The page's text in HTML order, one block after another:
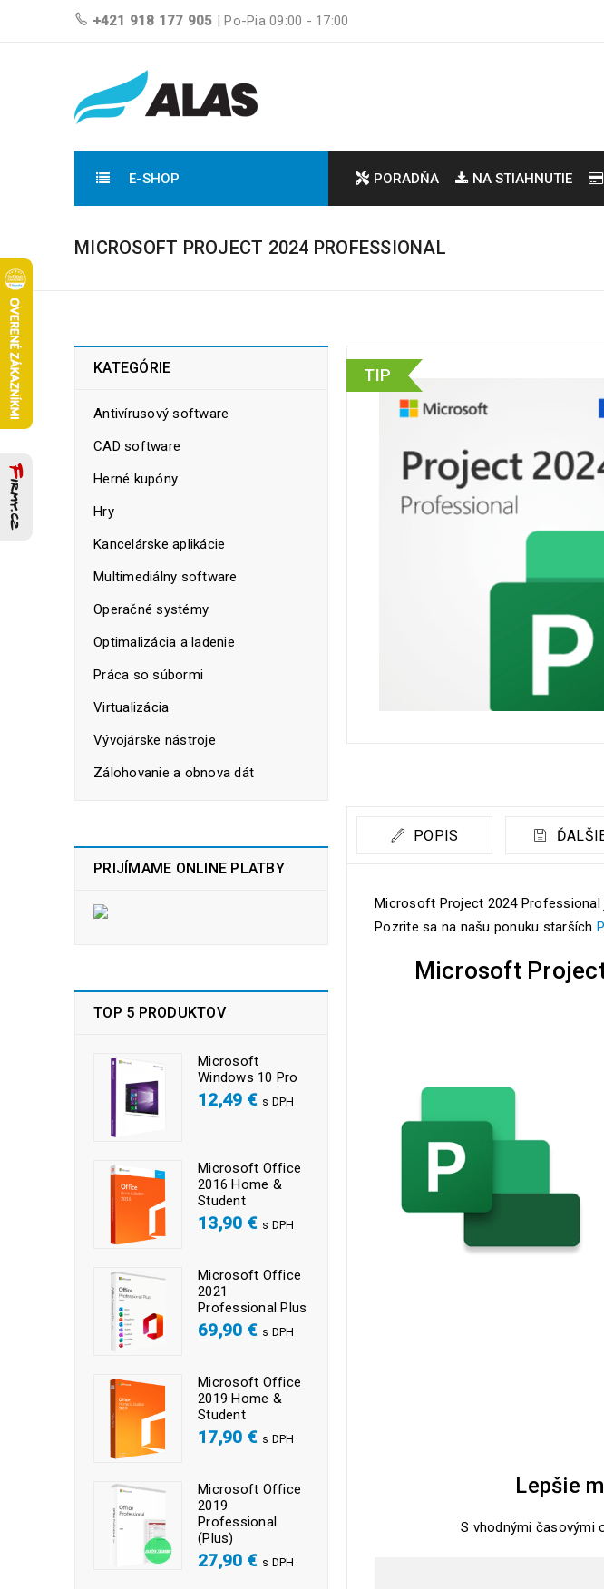
+421 918 177 905 | Po-Pia 09:00 - 17:00
E-SHOP PORADŇA NA STIAHNUTIE
MICROSOFT PROJECT 2024 PROFESSIONAL
KATEGÓRIE
Antivírusový software
CAD software
Herné kupóny
Hry
Kancelárske aplikácie
Multimediálny software
Operačné systémy
Optimalizácia a ladenie
Práca so súbormi
Virtualizácia
Vývojárske nástroje
Zálohovanie a obnova dát
PRIJÍMAME ONLINE PLATBY
TOP 5 PRODUKTOV
Microsoft
Windows 10 Pro
12,49 € s DPH
Microsoft Office
2016 Home &
Student
13,90 € s DPH
Microsoft Office
2021
Professional Plus
69,90 € s DPH
Microsoft Office
2019 Home &
Student
17,90 € s DPH
Microsoft Office
2019
Professional
(Plus)
27,90 € s DPH
TIP
POPIS
Microsoft Project 2024 Professional
Pozrite sa na našu ponuku starších
Microsoft
Lepšie
S vhodnými časovými